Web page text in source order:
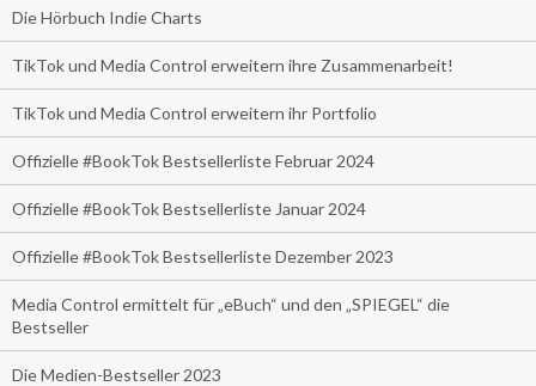
Die Hörbuch Indie Charts
TikTok und Media Control erweitern ihre Zusammenarbeit!
TikTok und Media Control erweitern ihr Portfolio
Offizielle #BookTok Bestsellerliste Februar 2024
Offizielle #BookTok Bestsellerliste Januar 2024
Offizielle #BookTok Bestsellerliste Dezember 2023
Media Control ermittelt für „eBuch“ und den „SPIEGEL“ die
Bestseller
Die Medien-Bestseller 2023